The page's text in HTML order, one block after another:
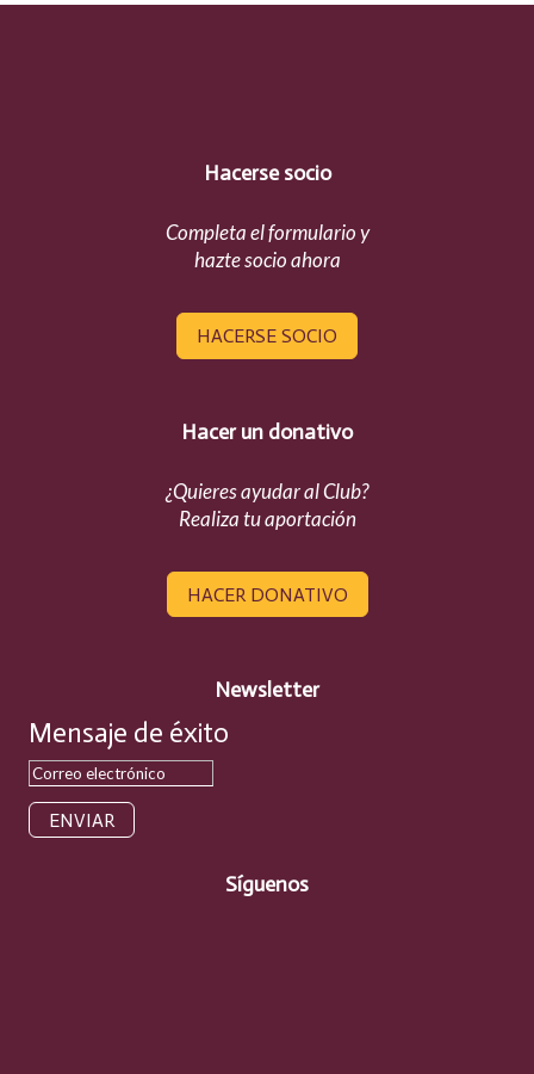
Hacerse socio
Completa el formulario y
hazte socio ahora
HACERSE SOCIO
Hacer un donativo
¿Quieres ayudar al Club?
Realiza tu aportación
HACER DONATIVO
Newsletter
Mensaje de éxito
ENVIAR
Síguenos